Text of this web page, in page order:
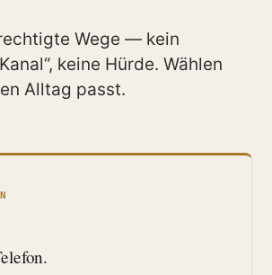
Wege — kein
keine Hürde. Wählen
Alltag passt.